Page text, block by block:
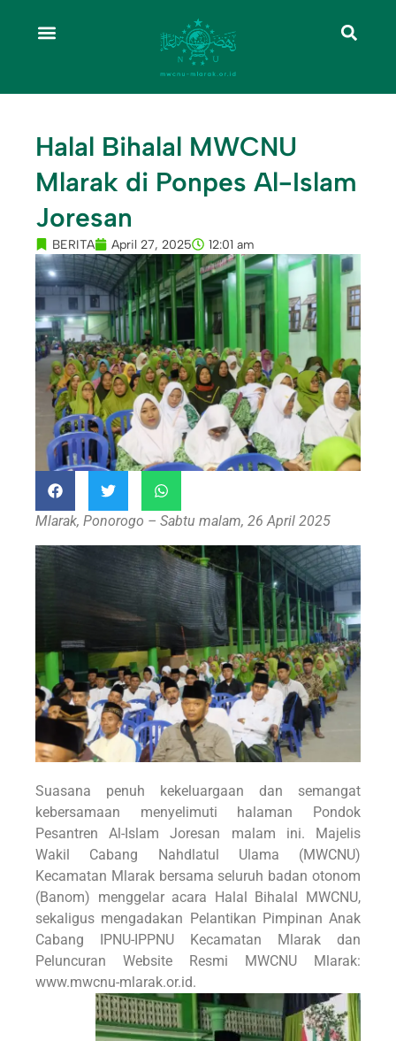
Halal Bihalal MWCNU
Mlarak di Ponpes Al-Islam
Joresan
BERITA April 27, 2025 12:01 am
Mlarak, Ponorogo – Sabtu malam, 26 April 2025
Suasana penuh kekeluargaan dan semangat
kebersamaan menyelimuti halaman Pondok
Pesantren Al-Islam Joresan malam ini. Majelis
Wakil Cabang Nahdlatul Ulama (MWCNU)
Kecamatan Mlarak bersama seluruh badan otonom
(Banom) menggelar acara Halal Bihalal MWCNU,
sekaligus mengadakan Pelantikan Pimpinan Anak
Cabang IPNU-IPPNU Kecamatan Mlarak dan
Peluncuran Website Resmi MWCNU Mlarak:
www.mwcnu-mlarak.or.id.